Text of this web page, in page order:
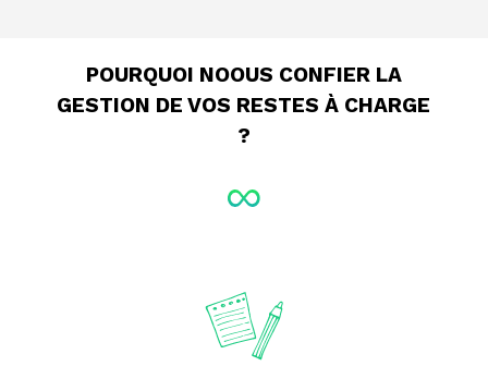
POURQUOI NOOUS CONFIER LA
GESTION DE VOS RESTES À CHARGE
?